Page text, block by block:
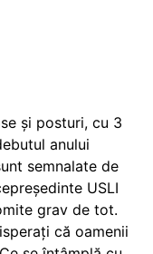
și posturi, cu 3
anului
semnalate de
USLI
grav de tot.
că oamenii